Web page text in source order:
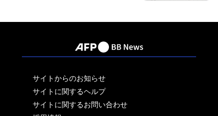
サイトからのお知らせ
サイトに関するヘルプ
サイトに関するお問い合わせ